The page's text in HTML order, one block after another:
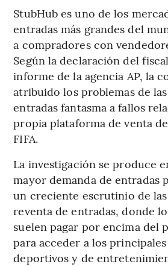
StubHub es uno de los
entradas más grandes del
a compradores con
Según la declaración del
informe de la agencia AP, la
atribuido los problemas de
entradas fantasma a fallos
propia plataforma de venta
FIFA.
La investigación se produce
mayor demanda de entradas
un creciente escrutinio de
reventa de entradas, donde
suelen pagar por encima del
para acceder a los
deportivos y de